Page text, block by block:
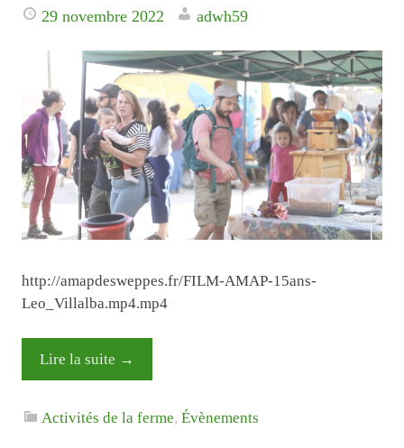
29 novembre 2022 adwh59
http://amapdesweppes.fr/FILM-AMAP-15ans-
Leo_Villalba.mp4.mp4
Lire la suite →
Activités de la ferme,Évènements